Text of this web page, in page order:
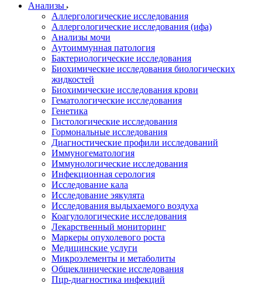
Анализы
Аллергологические исследования
Аллергологические исследования (ифа)
Анализы мочи
Аутоиммунная патология
Бактериологические исследования
Биохимические исследования биологических
жидкостей
Биохимические исследования крови
Гематологические исследования
Генетика
Гистологические исследования
Гормональные исследования
Диагностические профили исследований
Иммуногематология
Иммунологические исследования
Инфекционная серология
Исследование кала
Исследование эякулята
Исследования выдыхаемого воздуха
Коагулологические исследования
Лекарственный мониторинг
Маркеры опухолевого роста
Медицинские услуги
Микроэлементы и метаболиты
Общеклинические исследования
Пцр-диагностика инфекций